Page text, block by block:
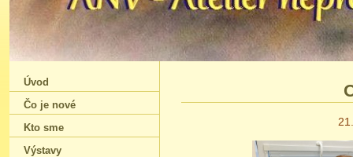
Úvod
Čo je nové
Kto sme
Výstavy